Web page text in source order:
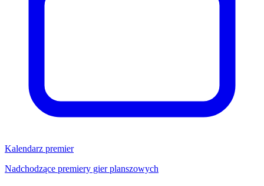
Kalendarz premier
Nadchodzące premiery gier planszowych